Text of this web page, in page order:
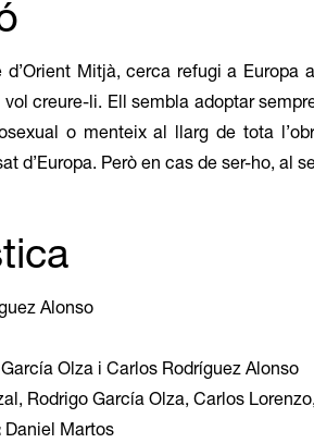
d’Orient Mitjà, cerca refugi a Europa
creure-li. Ell sembla adoptar
o menteix al llarg de tota
d’Europa. Però en cas de ser-ho, al
Alonso
Olza i Carlos Rodríguez Alonso
Rodrigo García Olza, Carlos
Daniel Martos